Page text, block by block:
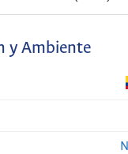
y Ambiente